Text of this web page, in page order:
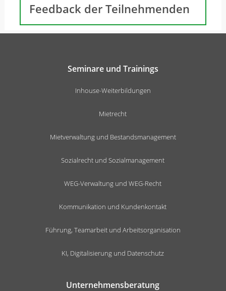
Feedback der Teilnehmenden
Seminare und Trainings
Inhouse-Weiterbildungen
Mietrecht
Mietverwaltung und Bestandsmanagement
Sozialrecht und Sozialmanagement
WEG-Verwaltung und WEG-Recht
Kommunikation und Kundenkontakt
Führung, Teamarbeit und Arbeitsorganisation
KI, Digitalisierung und Datenschutz
Unternehmensberatung